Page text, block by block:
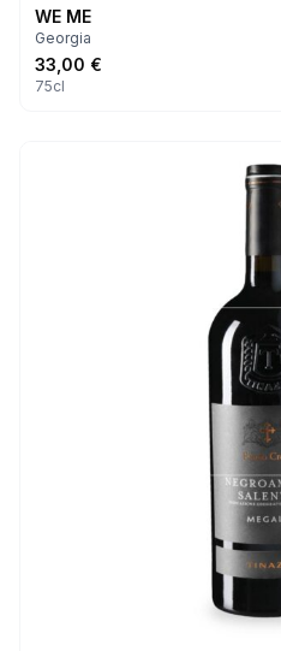
WE ME
Georgia
33,00 €
75cl